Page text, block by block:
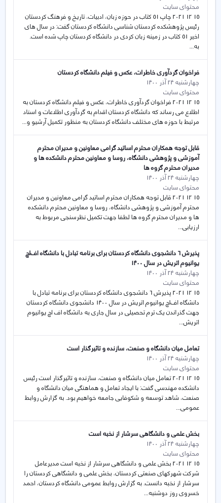
محتوای سایت
15 12 2021 چاپ 51 کتاب در حوزه زبان، ادبیات، تاریخ و فرهنگ کردستان
رئیس پژوهشکده کردستان شناسی دانشگاه کردستان گفت: در سال های
اخیر 51 کتاب در زمینه زبان کردی در دانشگاه کردستان چاپ شده است.
به...
فراخوان گردآوری خاطرات، عکس و فیلم دانشگاه کردستان
چهارشنبه 24 آذر 1400
محتوای سایت
15 12 2021 فراخوان گردآوری خاطرات، عکس و فیلم دانشگاه کردستان به
اطلاع می رساند که دانشگاه کردستان اقدام به گردآوری اطلاعات و اسناد
مرتبط با حوزه های مختلف دانشگاه کردستان به منظور تکمیل آرشیو و...
قابل توجه همکاران محترم اساتید گرامی معاونین و مدیران محترم
آموزشی و پژوهشی دانشگاه، روسا و معاونین محترم دانشکده ها و
مدیران محترم گروه ها
چهارشنبه 24 آذر 1400
محتوای سایت
15 12 2021 قابل توجه همکاران محترم اساتید گرامی معاونین و مدیران
محترم آموزشی و پژوهشی دانشگاه، روسا و معاونین محترم دانشکده
ها و مدیران محترم گروه ها لطفا جهت تکمیل نظرسنجی مربوط به
ارزیابی...
پذیرش 6 دانشجوی دانشگاه کردستان برای برنامه تبادل با دانشگاه اف‌اچ
یوانیوم اتریش در سال 1400
چهارشنبه 24 آذر 1400
محتوای سایت
15 12 2021 پذیرش 6 دانشجوی دانشگاه کردستان برای برنامه تبادل با
دانشگاه اف‌اچ یوانیوم اتریش در سال 1400 دانشجوی دانشگاه کردستان
جهت گذراندن یک ترم تحصیلی در سال جاری به دانشگاه اف اچ یوانیوم
اتریش...
تعامل میان دانشگاه و صنعت، سازنده و تاثیر‌گذار است
چهارشنبه 24 آذر 1400
محتوای سایت
15 12 2021 تعامل میان دانشگاه و صنعت، سازنده و تاثیر‌گذار است رئیس
دانشکده مهندسی گفت: با ایجاد تعامل و هماهنگی میان دانشگاه و
صنعت، شاهد توسعه و شکوفایی جامعه خواهیم بود. به گزارش روابط
عمومی...
بخش علمی و دانشگاهی سرشار از نخبه است
چهارشنبه 24 آذر 1400
محتوای سایت
15 12 2021 بخش علمی و دانشگاهی سرشار از نخبه است مدیرعامل
شرکت شهرکهای صنعتی کردستان، بخش علمی و دانشگاهی کردستان را
سرشار از نخبه دانست. به گزارش روابط عمومی دانشگاه کردستان، احمد
خسروی روز دوشنبه...